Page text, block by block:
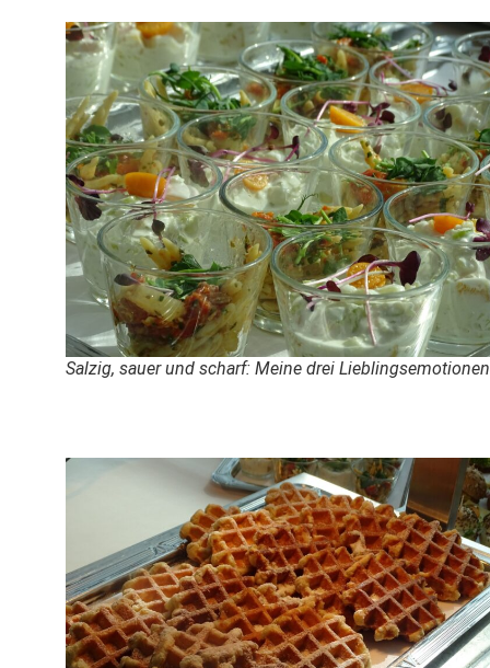
Salzig, sauer und scharf: Meine drei